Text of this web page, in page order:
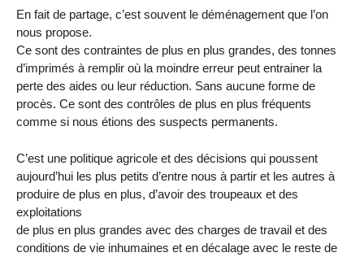
En fait de partage, c’est souvent le déménagement que l’on
nous propose.
Ce sont des contraintes de plus en plus grandes, des tonnes
d’imprimés à remplir où la moindre erreur peut entrainer la
perte des aides ou leur réduction. Sans aucune forme de
procès. Ce sont des contrôles de plus en plus fréquents
comme si nous étions des suspects permanents.
C’est une politique agricole et des décisions qui poussent
aujourd’hui les plus petits d’entre nous à partir et les autres à
produire de plus en plus, d’avoir des troupeaux et des
exploitations
de plus en plus grandes avec des charges de travail et des
conditions de vie inhumaines et en décalage avec le reste de